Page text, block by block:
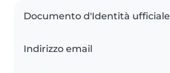
Documento d'Identità ufficiale
Indirizzo email